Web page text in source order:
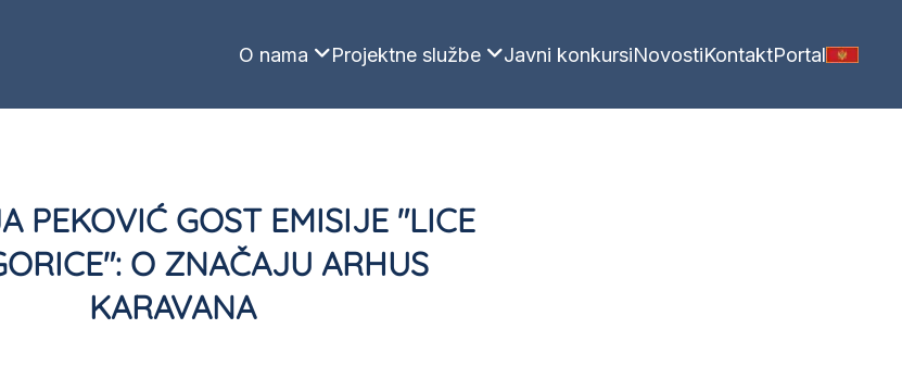
O nama Projektne službe Javni konkursiNovostiKontaktPortal
PEKOVIĆ GOST EMISIJE "LICE
O ZNAČAJU ARHUS
KARAVANA